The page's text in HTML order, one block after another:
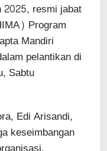
2025, resmi jabat
Program
Mandiri
pelantikan di
Sabtu
Edi Arisandi,
keseimbangan